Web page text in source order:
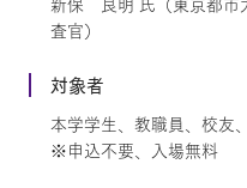
査官）
対象者
本学学生、教職員、校友
※申込不要、入場無料